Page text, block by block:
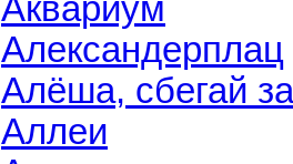
Аквариум
Александерплац
Алёша, сбегай
Аллеи